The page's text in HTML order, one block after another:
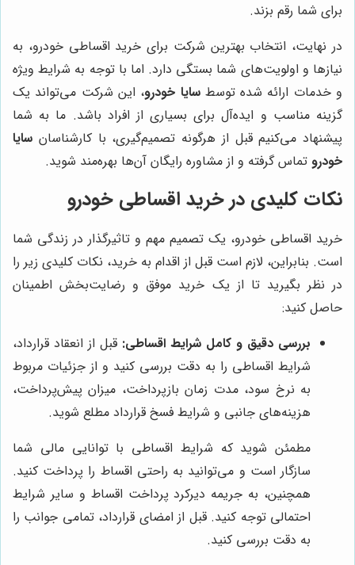
برای شما رقم بزند.
در نهایت، انتخاب بهترین شرکت برای خرید اقساطی خودرو، به
نیازها و اولویت‌های شما بستگی دارد. اما با توجه به شرایط ویژه
و خدمات ارائه شده توسطسایا خودرو، این شرکت می‌تواند یک
گزینه مناسب و ایده‌آل برای بسیاری از افراد باشد. ما به شما
پیشنهاد می‌کنیم قبل از هرگونه تصمیم‌گیری، با کارشناسان سایا
خودرو تماس گرفته و از مشاوره رایگان آن‌ها بهره‌مند شوید.
نکات کلیدی در خرید اقساطی خودرو
خرید اقساطی خودرو، یک تصمیم مهم و تاثیرگذار در زندگی شما
است. بنابراین، لازم است قبل از اقدام به خرید، نکات کلیدی زیر را
در نظر بگیرید تا از یک خرید موفق و رضایت‌بخش اطمینان
حاصل کنید:
بررسی دقیق و کامل شرایط اقساطی: قبل از انعقاد قرارداد،
شرایط اقساطی را به دقت بررسی کنید و از جزئیات مربوط
به نرخ سود، مدت زمان بازپرداخت، میزان پیش‌پرداخت،
هزینه‌های جانبی و شرایط فسخ قرارداد مطلع شوید.
مطمئن شوید که شرایط اقساطی با توانایی مالی شما
سازگار است و می‌توانید به راحتی اقساط را پرداخت کنید.
همچنین، به جریمه دیرکرد پرداخت اقساط و سایر شرایط
احتمالی توجه کنید. قبل از امضای قرارداد، تمامی جوانب را
به دقت بررسی کنید.